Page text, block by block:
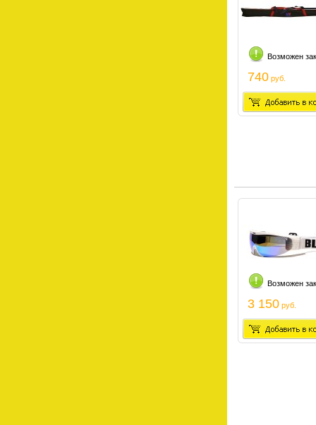
Возможен
740 руб.
Возможен
3 150 руб.